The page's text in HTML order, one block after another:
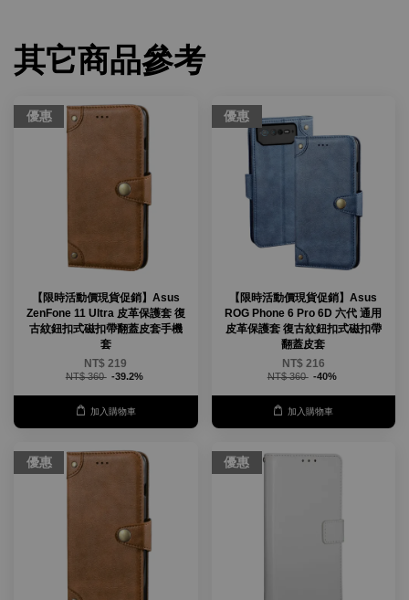
其它商品參考
優惠
【限時活動價現貨促銷】Asus
ZenFone 11 Ultra 皮革保護套 復
古紋鈕扣式磁扣帶翻蓋皮套手機
套
NT$ 219
NT$ 360 -39.2%
加入購物車
優惠
【限時活動價現貨促銷】Asus
ROG Phone 6 Pro 6D 六代 通用
皮革保護套 復古紋鈕扣式磁扣帶
翻蓋皮套
NT$ 216
NT$ 360 -40%
加入購物車
優惠 優惠